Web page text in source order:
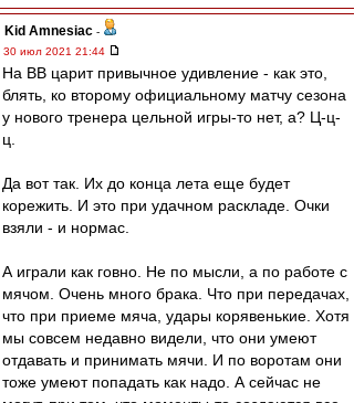
Kid Amnesiac -
30 июл 2021 21:44
На ВВ царит привычное удивление - как это,
блять, ко второму официальному матчу сезона
у нового тренера цельной игры-то нет, а? Ц-ц-
ц.
Да вот так. Их до конца лета еще будет
корежить. И это при удачном раскладе. Очки
взяли - и нормас.
А играли как говно. Не по мысли, а по работе с
мячом. Очень много брака. Что при передачах,
что при приеме мяча, удары корявенькие. Хотя
мы совсем недавно видели, что они умеют
отдавать и принимать мячи. И по воротам они
тоже умеют попадать как надо. А сейчас не